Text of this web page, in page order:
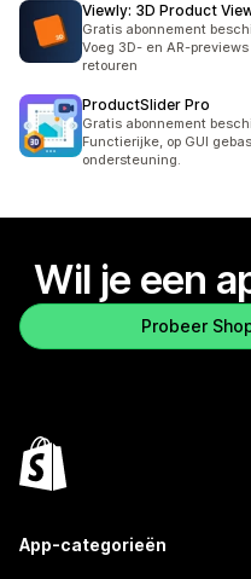
Viewly: 3D Product
Gratis abonnement
Voeg 3D- en AR-
retouren
ProductSlider Pro
Gratis abonnement
Functierijke, op GUI
ondersteuning.
Wil je een
Probeer
App-categorieën